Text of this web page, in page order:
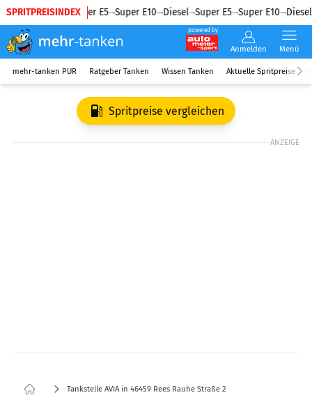
SPRITPREISINDEX
Diesel Super E5 Super E10 Diesel Super E5 Super E10 Diesel
powered by
Anmelden Menü
mehr-tanken PUR Ratgeber Tanken Wissen Tanken Aktuelle Spritpreise
Spritpreise vergleichen
ANZEIGE
Tankstelle AVIA in 46459 Rees Rauhe Straße 2